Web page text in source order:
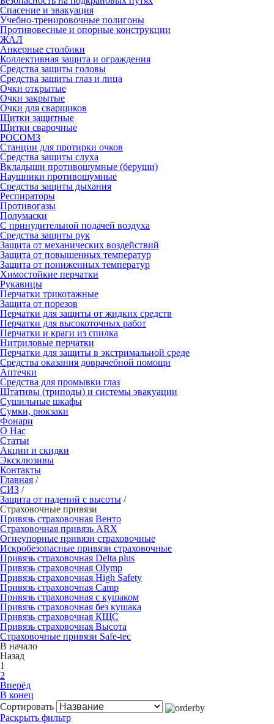
Спасение и эвакуация
Учебно-тренировочные полигоны
Противовесные и опорные конструкции
ЖАЛ
Анкерные столбики
Коллективная защита и ограждения
Средства защиты головы
Средства защиты глаз и лица
Очки открытые
Очки закрытые
Очки для сварщиков
Щитки защитные
Щитки сварочные
РОСОМЗ
Станции для протирки очков
Средства защиты слуха
Вкладыши противошумные (беруши)
Наушники противошумные
Средства защиты дыхания
Респираторы
Противогазы
Полумаски
С принудительной подачей воздуха
Средства защиты рук
Защита от механических воздействий
Защита от повышенных температур
Защита от пониженных температур
Химостойкие перчатки
Рукавицы
Перчатки трикотажные
Защита от порезов
Перчатки для защиты от жидких средств
Перчатки для высокоточных работ
Перчатки и краги из спилка
Нитриловые перчатки
Перчатки для защиты в экстримальной среде
Средства оказания доврачебной помощи
Аптечки
Средства для промывки глаз
Штативы (триподы) и системы эвакуации
Сушильные шкафы
Сумки, рюкзаки
Фонари
О Нас
Статьи
Акции и скидки
Эксклюзивы
Контакты
Главная /
СИЗ /
Защита от падений с высоты /
Страховочные привязи
Привязь страховочная Венто
Страховочная привязь ARX
Огнеупорные привязи страховочные
Искробезопасные привязи страховочные
Привязь страховочная Delta plus
Привязь страховочная Olymp
Привязь страховочная High Safety
Привязь страховочная Camp
Привязь страховочная с кушаком
Привязь страховочная без кушака
Привязь страховочная КЩС
Привязь страховочная Высота
Страховочные привязи Safe-tec
В начало
Назад
1
2
Вперёд
В конец
Сортировать
Раскрыть фильтр